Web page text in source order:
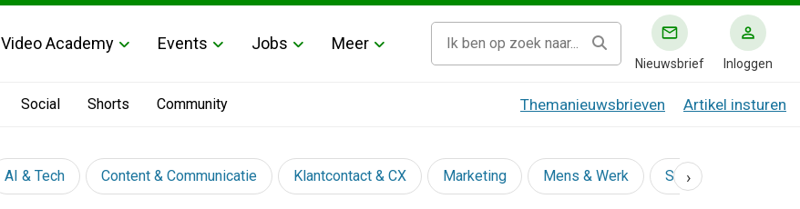
Video Academy Events Jobs Meer
Nieuwsbrief Inloggen
Social Shorts Community Themanieuwsbrieven Artikel insturen
AI & Tech Content & Communicatie Klantcontact & CX Marketing Mens & Werk Social
›